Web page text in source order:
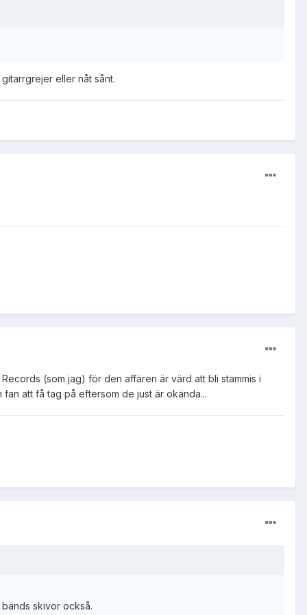
eller nåt sånt.
(som jag) för den affären är värd att bli stammis i
att få tag på eftersom de just är okända...
skivor också.